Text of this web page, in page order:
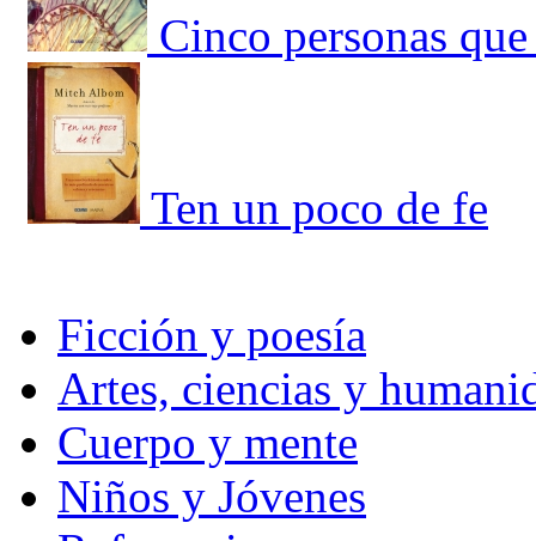
Cinco personas
Ten un poco de fe
Ficción y poesía
Artes, ciencias y
Cuerpo y mente
Niños y Jóvenes